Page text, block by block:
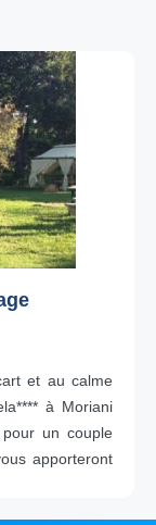
et au calme
à Moriani
un couple
apporteront